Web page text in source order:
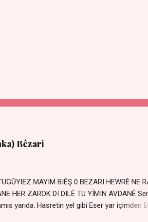
Bêzari
MAYIM BIÊŞ 0 BEZARI HEWRÊ NE
HER ZAROK DI DILÊ TU YÍMIN AVDANÊ
yarıda. Hasretin yel gibi Eser yar içimden